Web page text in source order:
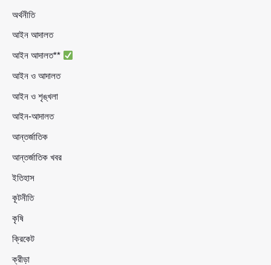
অর্থনীতি
আইন আদালত
আইন আদালত**
আইন ও আদালত
আইন ও শৃঙ্খলা
আইন-আদালত
আন্তর্জাতিক
আন্তর্জাতিক খবর
ইতিহাস
কূটনীতি
কৃষি
ক্রিকেট
ক্রীড়া